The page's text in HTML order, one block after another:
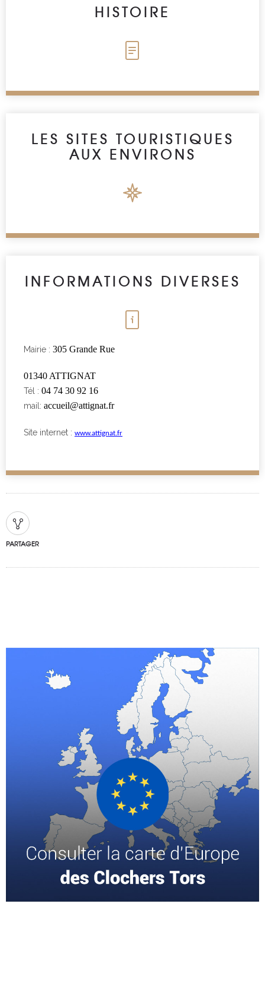
HISTOIRE
LES SITES TOURISTIQUES
AUX ENVIRONS
INFORMATIONS DIVERSES
Mairie : 305 Grande Rue
01340 ATTIGNAT
Tél : 04 74 30 92 16
mail: accueil@attignat.fr
Site internet : www.attignat.fr
PARTAGER